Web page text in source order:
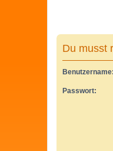
Du musst
Benutzername:
Passwort: